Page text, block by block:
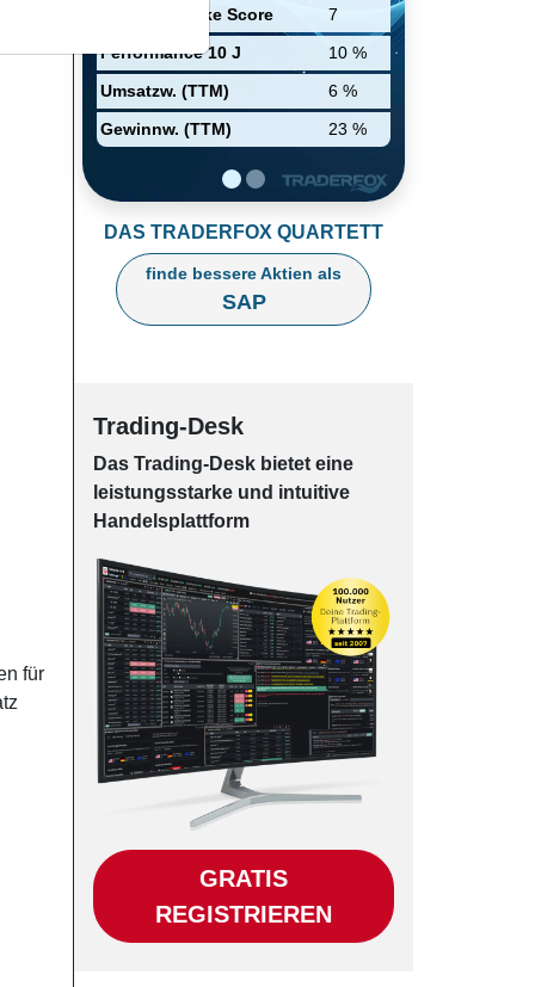
für
Relative Stärke Score
7
Performance 10 J
10 %
Umsatzw. (TTM)
6 %
Gewinnw. (TTM)
23 %
Unternehmen.
DAS TRADERFOX QUARTETT
finde bessere Aktien als
SAP
Trading-Desk
Das Trading-Desk bie­tet eine
leis­tungs­star­ke und in­tui­tive
Han­dels­platt­form
GRATIS
REGISTRIEREN